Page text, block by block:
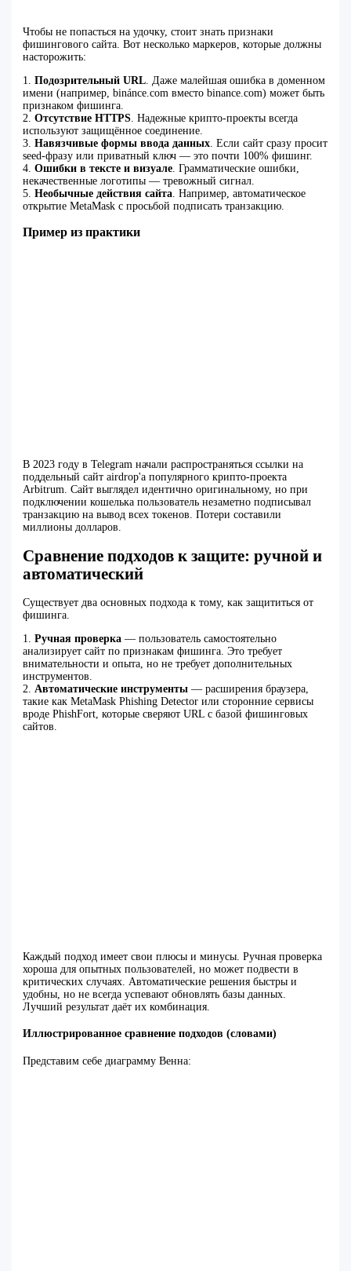
Чтобы не попасться на удочку, стоит знать признаки
фишингового сайта. Вот несколько маркеров, которые должны
насторожить:
1.Подозрительный URL . Даже малейшая ошибка в доменном
имени (например, binánce.com вместо binance.com) может быть
признаком фишинга.
2.Отсутствие HTTPS . Надежные крипто-проекты всегда
используют защищённое соединение.
3.Навязчивые формы ввода данных . Если сайт сразу просит
seed-фразу или приватный ключ — это почти 100% фишинг.
4.Ошибки в тексте и визуале . Грамматические ошибки,
некачественные логотипы — тревожный сигнал.
5.Необычные действия сайта . Например, автоматическое
открытие MetaMask с просьбой подписать транзакцию.
Пример из практики
В 2023 году в Telegram начали распространяться ссылки на
поддельный сайт airdrop'а популярного крипто-проекта
Arbitrum. Сайт выглядел идентично оригинальному, но при
подключении кошелька пользователь незаметно подписывал
транзакцию на вывод всех токенов. Потери составили
миллионы долларов.
Сравнение подходов к защите: ручной и
автоматический
Существует два основных подхода к тому, как защититься от
фишинга.
1.Ручная проверка — пользователь самостоятельно
анализирует сайт по признакам фишинга. Это требует
внимательности и опыта, но не требует дополнительных
инструментов.
2. Автоматические инструменты — расширения браузера,
такие как MetaMask Phishing Detector или сторонние сервисы
вроде PhishFort, которые сверяют URL с базой фишинговых
сайтов.
Каждый подход имеет свои плюсы и минусы. Ручная проверка
хороша для опытных пользователей, но может подвести в
критических случаях. Автоматические решения быстры и
удобны, но не всегда успевают обновлять базы данных.
Лучший результат даёт их комбинация.
Иллюстрированное сравнение подходов (словами)
Представим себе диаграмму Венна: